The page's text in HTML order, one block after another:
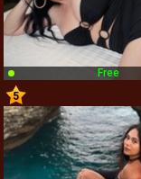
Free
5
63